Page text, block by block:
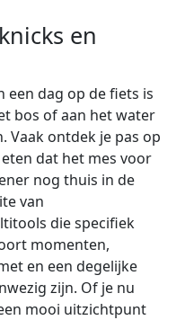
en
een dag op de fiets is
bos of aan het water
Vaak ontdek je pas op
dat het mes voor
nog thuis in de
van
die specifiek
momenten,
en een degelijke
zijn. Of je nu
mooi uitzichtpunt